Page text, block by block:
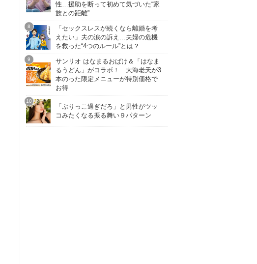
性…援助を断って初めて気づいた“家
族との距離”
「セックスレスが続くなら離婚を考
えたい」夫の涙の訴え…夫婦の危機
を救った“4つのルール”とは？
サンリオ はなまるおばけ＆「はなま
るうどん」がコラボ！ 大海老天が3
本のった限定メニューが特別価格で
お得
「ぶりっこ過ぎだろ」と男性がツッ
コみたくなる振る舞い９パターン